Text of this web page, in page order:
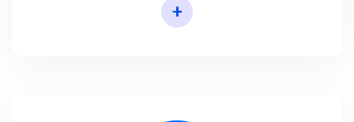
+